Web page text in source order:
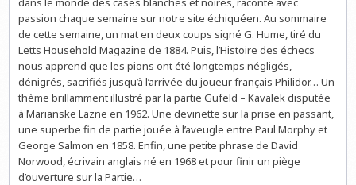
passion chaque semaine sur notre site échiquéen. Au sommaire
de cette semaine, un mat en deux coups signé G. Hume, tiré du
Letts Household Magazine de 1884. Puis, l’Histoire des échecs
nous apprend que les pions ont été longtemps négligés,
dénigrés, sacrifiés jusqu’à l’arrivée du joueur français Philidor… Un
thème brillamment illustré par la partie Gufeld – Kavalek disputée
à Marianske Lazne en 1962. Une devinette sur la prise en passant,
une superbe fin de partie jouée à l’aveugle entre Paul Morphy et
George Salmon en 1858. Enfin, une petite phrase de David
Norwood, écrivain anglais né en 1968 et pour finir un piège
d’ouverture sur la Partie…